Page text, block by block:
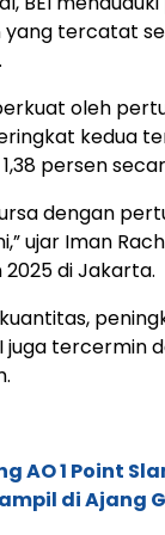
yang tercatat
oleh
kedua
persen
dengan
ujar Iman
2025 di Jakarta.
juga tercermin
AO 1 Point
di Ajang